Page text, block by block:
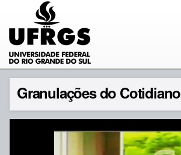
Granulações do Cotidiano